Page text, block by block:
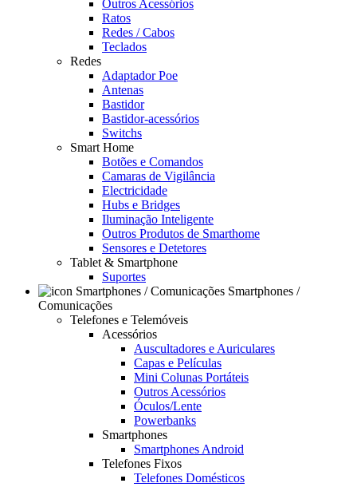
Outros Acessórios
Ratos
Redes / Cabos
Teclados
Redes
Adaptador Poe
Antenas
Bastidor
Bastidor-acessórios
Switchs
Smart Home
Botões e Comandos
Camaras de Vigilância
Electricidade
Hubs e Bridges
Iluminação Inteligente
Outros Produtos de Smarthome
Sensores e Detetores
Tablet & Smartphone
Suportes
Smartphones /
Comunicações
Telefones e Telemóveis
Acessórios
Auscultadores e Auriculares
Capas e Películas
Mini Colunas Portáteis
Outros Acessórios
Óculos/Lente
Powerbanks
Smartphones
Smartphones Android
Telefones Fixos
Telefones Domésticos